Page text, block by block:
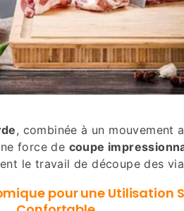
, combinée à un mouvement
force de coupe
le travail de découpe des
pour une Utilisation